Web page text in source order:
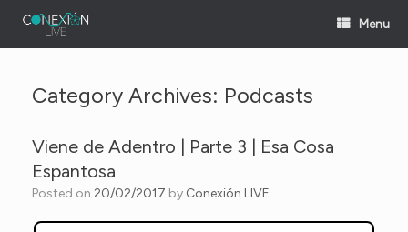
Menu
Category Archives: Podcasts
Viene de Adentro | Parte 3 | Esa Cosa
Espantosa
Posted on 20/02/2017 by Conexión LIVE